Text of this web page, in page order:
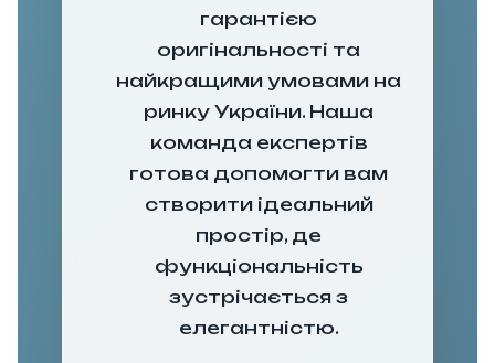
гарантією
оригінальності та
найкращими умовами на
ринку України. Наша
команда експертів
готова допомогти вам
створити ідеальний
простір, де
функціональність
зустрічається з
елегантністю.